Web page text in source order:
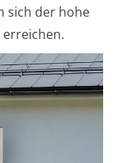
sich der hohe